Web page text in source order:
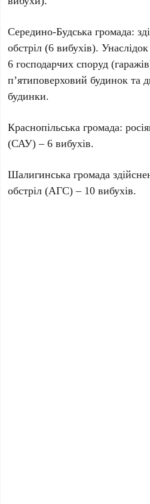
Середино-Будська громада:
обстріл (6 вибухів).
6 господарчих споруд
п’ятиповерховий будинок та
будинки.
Краснопільська громада:
(САУ) – 6 вибухів.
Шалигинська громада
обстріл (АГС) – 10 вибухів.